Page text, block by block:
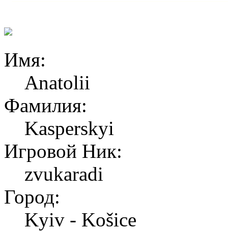
Имя:
Anatolii
Фамилия:
Kasperskyi
Игровой Ник:
zvukaradi
Город:
Kyiv - Košice